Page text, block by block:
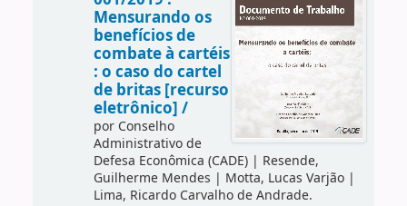
Mensurando os
benefícios de
combate à cartéis
: o caso do cartel
de britas [recurso
eletrônico] /
por Conselho
Administrativo de
Defesa Econômica (CADE)| Resende,
Guilherme Mendes | Motta, Lucas Varjão|
Lima, Ricardo Carvalho de Andrade.